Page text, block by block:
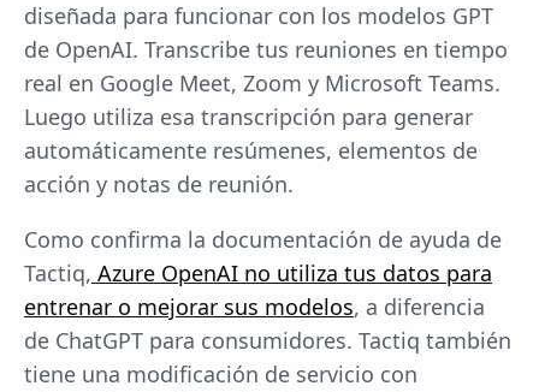
diseñada para funcionar con los modelos GPT
de OpenAI. Transcribe tus reuniones en tiempo
real en Google Meet, Zoom y Microsoft Teams.
Luego utiliza esa transcripción para generar
automáticamente resúmenes, elementos de
acción y notas de reunión.
Como confirma la documentación de ayuda de
Tactiq, Azure OpenAI no utiliza tus datos para
entrenar o mejorar sus modelos, a diferencia
de ChatGPT para consumidores. Tactiq también
tiene una modificación de servicio con